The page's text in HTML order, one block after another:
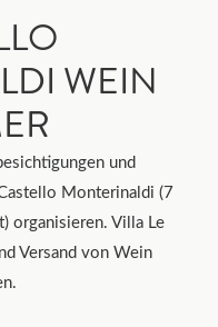
WEIN
und
Monterinaldi (7
organisieren. Villa Le
Versand von Wein